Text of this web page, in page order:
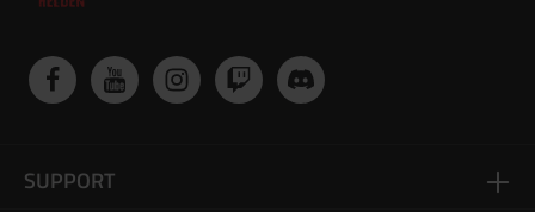
SUPPORT